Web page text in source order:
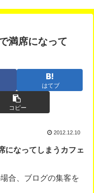
満席になって
はてブ
コピー
2012.12.10
なってしまうカフェ
合、ブログの集客を